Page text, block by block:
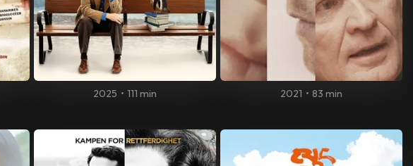
2025 • 111 min 2021 • 83 min